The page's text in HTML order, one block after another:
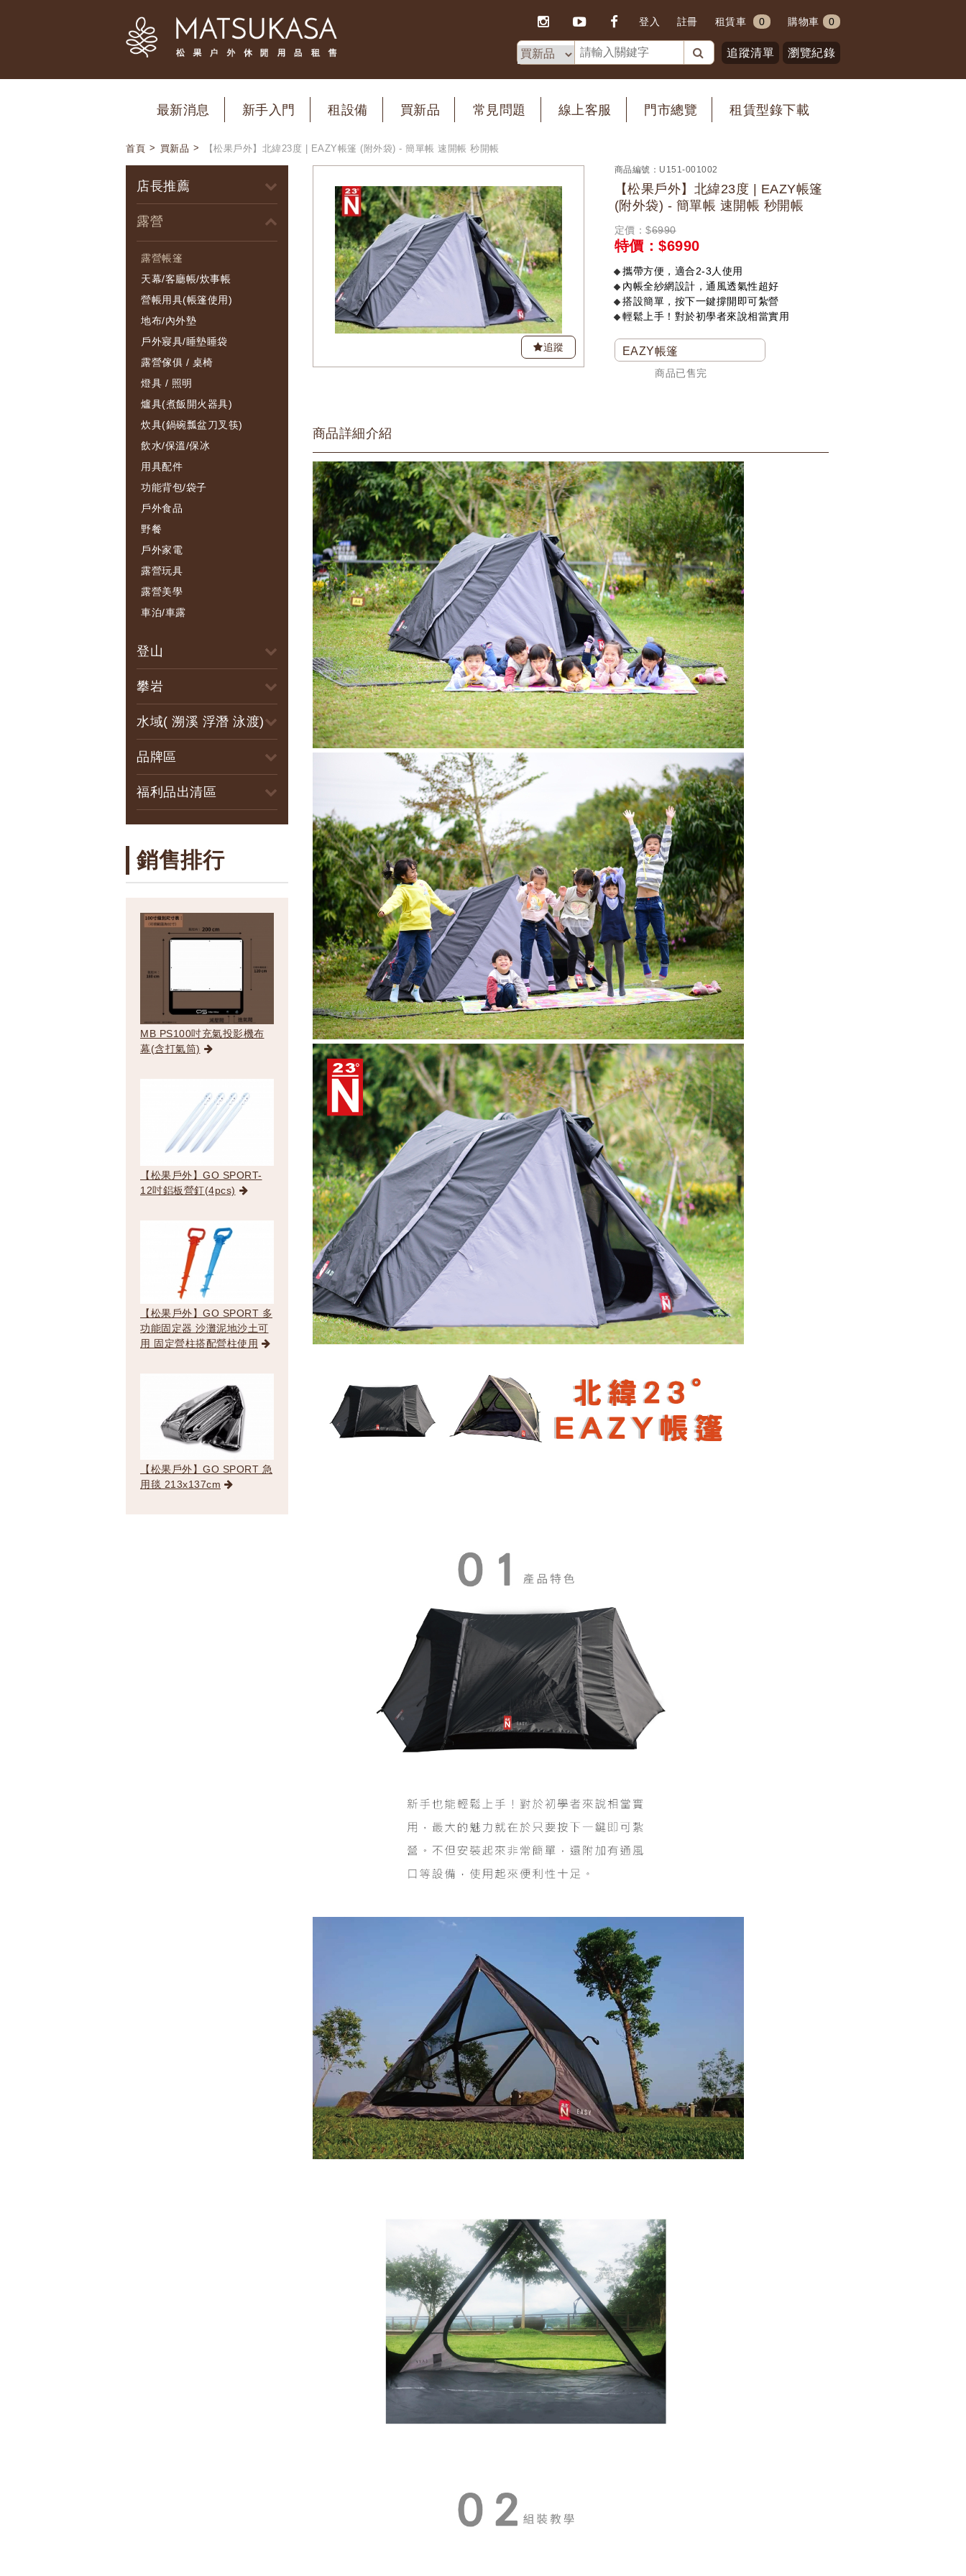
登入 註冊 租賃車 0 購物車 0
瀏覽紀錄
追蹤清單
最新消息 新手入門 租設備 買新品 常見問題 線上客服 門市總覽 租賃型錄下載
首頁 > 買新品 > 【松果戶外】北緯23度 | EAZY帳篷 (附外袋) - 簡單帳 速開帳 秒開帳
店長推薦
露營
露營帳篷
天幕/客廳帳/炊事帳
營帳用具(帳篷使用)
地布/內外墊
戶外寢具/睡墊睡袋
露營傢俱 / 桌椅
燈具 / 照明
爐具(煮飯開火器具)
炊具(鍋碗瓢盆刀叉筷)
飲水/保溫/保冰
用具配件
功能背包/袋子
戶外食品
野餐
戶外家電
露營玩具
露營美學
車泊/車露
登山
攀岩
水域( 溯溪 浮潛 泳渡)
品牌區
福利品出清區
銷售排行
MB PS100吋充氣投影機布
幕(含打氣筒)
【松果戶外】GO SPORT-
12吋鋁板營釘(4pcs)
【松果戶外】GO SPORT 多
功能固定器 沙灘泥地沙土可
用 固定營柱搭配營柱使用
【松果戶外】GO SPORT 急
用毯 213x137cm
追蹤
商品編號： U151-001002
【松果戶外】北緯23度 | EAZY帳篷
(附外袋) - 簡單帳 速開帳 秒開帳
定價：$6990
特價：$6990
攜帶方便，適合2-3人使用
內帳全紗網設計，通風透氣性超好
搭設簡單，按下一鍵撐開即可紮營
輕鬆上手！對於初學者來說相當實用
EAZY帳篷
商品已售完
商品詳細介紹